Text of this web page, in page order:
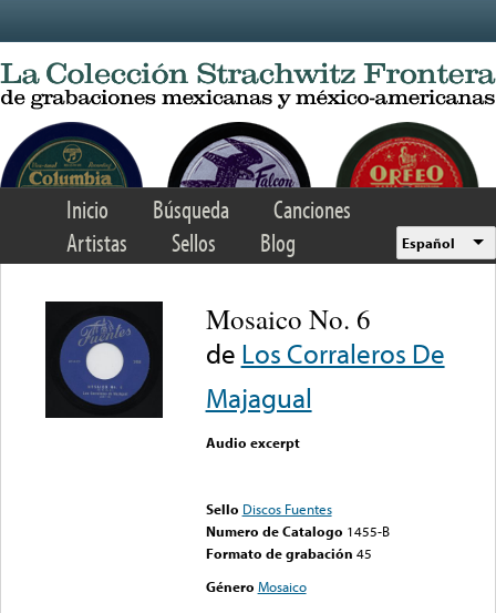
Inicio Búsqueda
Canciones
Artistas
Sellos Blog Español
Mosaico No. 6
de Los Corraleros De
Majagual
Audio excerpt
Sello Discos Fuentes
Numero de Catalogo 1455-B
Formato de grabación 45
Género Mosaico